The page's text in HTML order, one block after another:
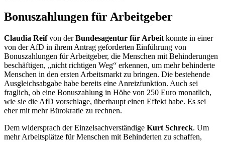
Bonuszahlungen für Arbeitgeber
Claudia Reifvon derBundesagentur für Arbeit konnte in einer
von der AfD in ihrem Antrag geforderten Einführung von
Bonuszahlungen für Arbeitgeber, die Menschen mit Behinderungen
beschäftigen, „nicht richtigen Weg“ erkennen, um mehr behinderte
Menschen in den ersten Arbeitsmarkt zu bringen. Die bestehende
Ausgleichsabgabe habe bereits eine Anreizfunktion. Auch sei
fraglich, ob eine Bonuszahlung in Höhe von 250 Euro monatlich,
wie sie die AfD vorschlage, überhaupt einen Effekt habe. Es sei
eher mit mehr Bürokratie zu rechnen.
Dem widersprach der Einzelsachverständige Kurt Schreck. Um
mehr Arbeitsplätze für Menschen mit Behinderten zu schaffen,